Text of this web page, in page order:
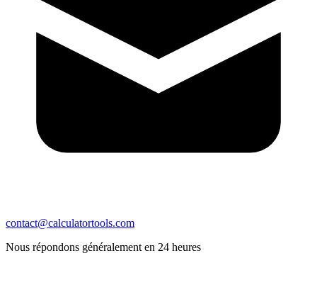
contact@calculatortools.com
Nous répondons généralement en 24 heures